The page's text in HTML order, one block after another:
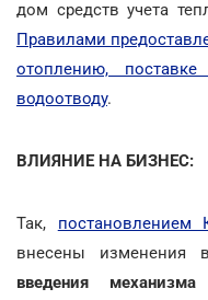
дом средств учета
Правилами
отоплению,
водоотводу.
ВЛИЯНИЕ НА БИЗНЕС:
Так,
внесены изменения
введения механизма